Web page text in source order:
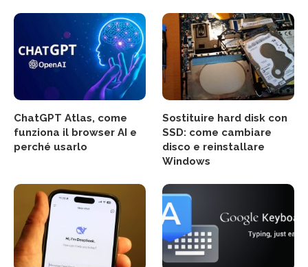
ChatGPT Atlas, come
funziona il browser AI e
perché usarlo
Sostituire hard disk con
SSD: come cambiare
disco e reinstallare
Windows